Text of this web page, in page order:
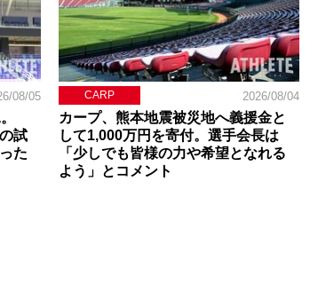
08/05
試
た
CARP 2026/08/04
カープ、熊本地震被災地へ義援金と
して1,000万円を寄付。選手会長は
「少しでも皆様の力や希望となれる
よう」とコメント